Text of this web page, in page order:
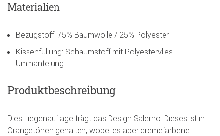
Materialien
Bezugstoff: 75% Baumwolle / 25% Polyester
Kissenfüllung: Schaumstoff mit Polyestervlies-
Ummantelung
Produktbeschreibung
Dies Liegenauflage trägt das Design Salerno. Dieses ist in
Orangetönen gehalten, wobei es aber cremefarbene